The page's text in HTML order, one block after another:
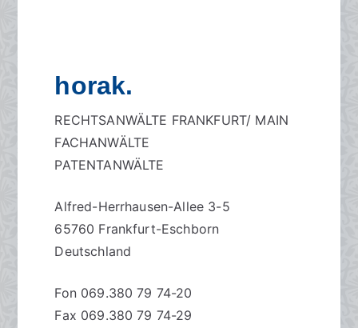
horak.
RECHTSANWÄLTE FRANKFURT/ MAIN
FACHANWÄLTE
PATENTANWÄLTE
Alfred-Herrhausen-Allee 3-5
65760 Frankfurt-Eschborn
Deutschland
Fon 069.380 79 74-20
Fax 069.380 79 74-29